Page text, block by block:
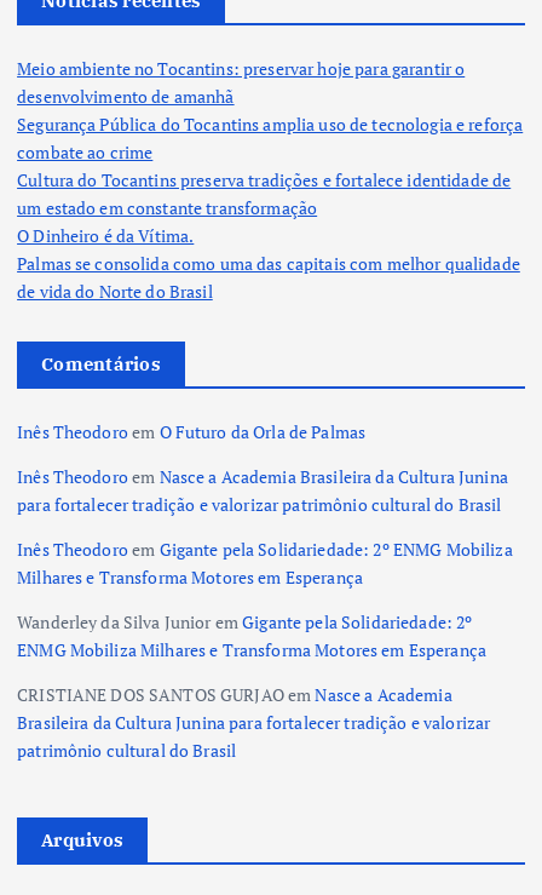
Meio ambiente no Tocantins: preservar hoje para garantir o
desenvolvimento de amanhã
Segurança Pública do Tocantins amplia uso de tecnologia e reforça
combate ao crime
Cultura do Tocantins preserva tradições e fortalece identidade de
um estado em constante transformação
O Dinheiro é da Vítima.
Palmas se consolida como uma das capitais com melhor qualidade
de vida do Norte do Brasil
Comentários
Inês Theodoroem O Futuro da Orla de Palmas
Inês Theodoroem Nasce a Academia Brasileira da Cultura Junina
para fortalecer tradição e valorizar patrimônio cultural do Brasil
Inês Theodoroem Gigante pela Solidariedade: 2º ENMG Mobiliza
Milhares e Transforma Motores em Esperança
Wanderley da Silva JunioremGigante pela Solidariedade: 2º
ENMG Mobiliza Milhares e Transforma Motores em Esperança
CRISTIANE DOS SANTOS GURJAOemNasce a Academia
Brasileira da Cultura Junina para fortalecer tradição e valorizar
patrimônio cultural do Brasil
Arquivos